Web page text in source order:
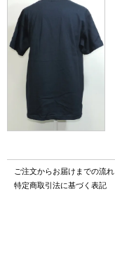
ご注文からお届けまでの流れ
特定商取引法に基づく表記